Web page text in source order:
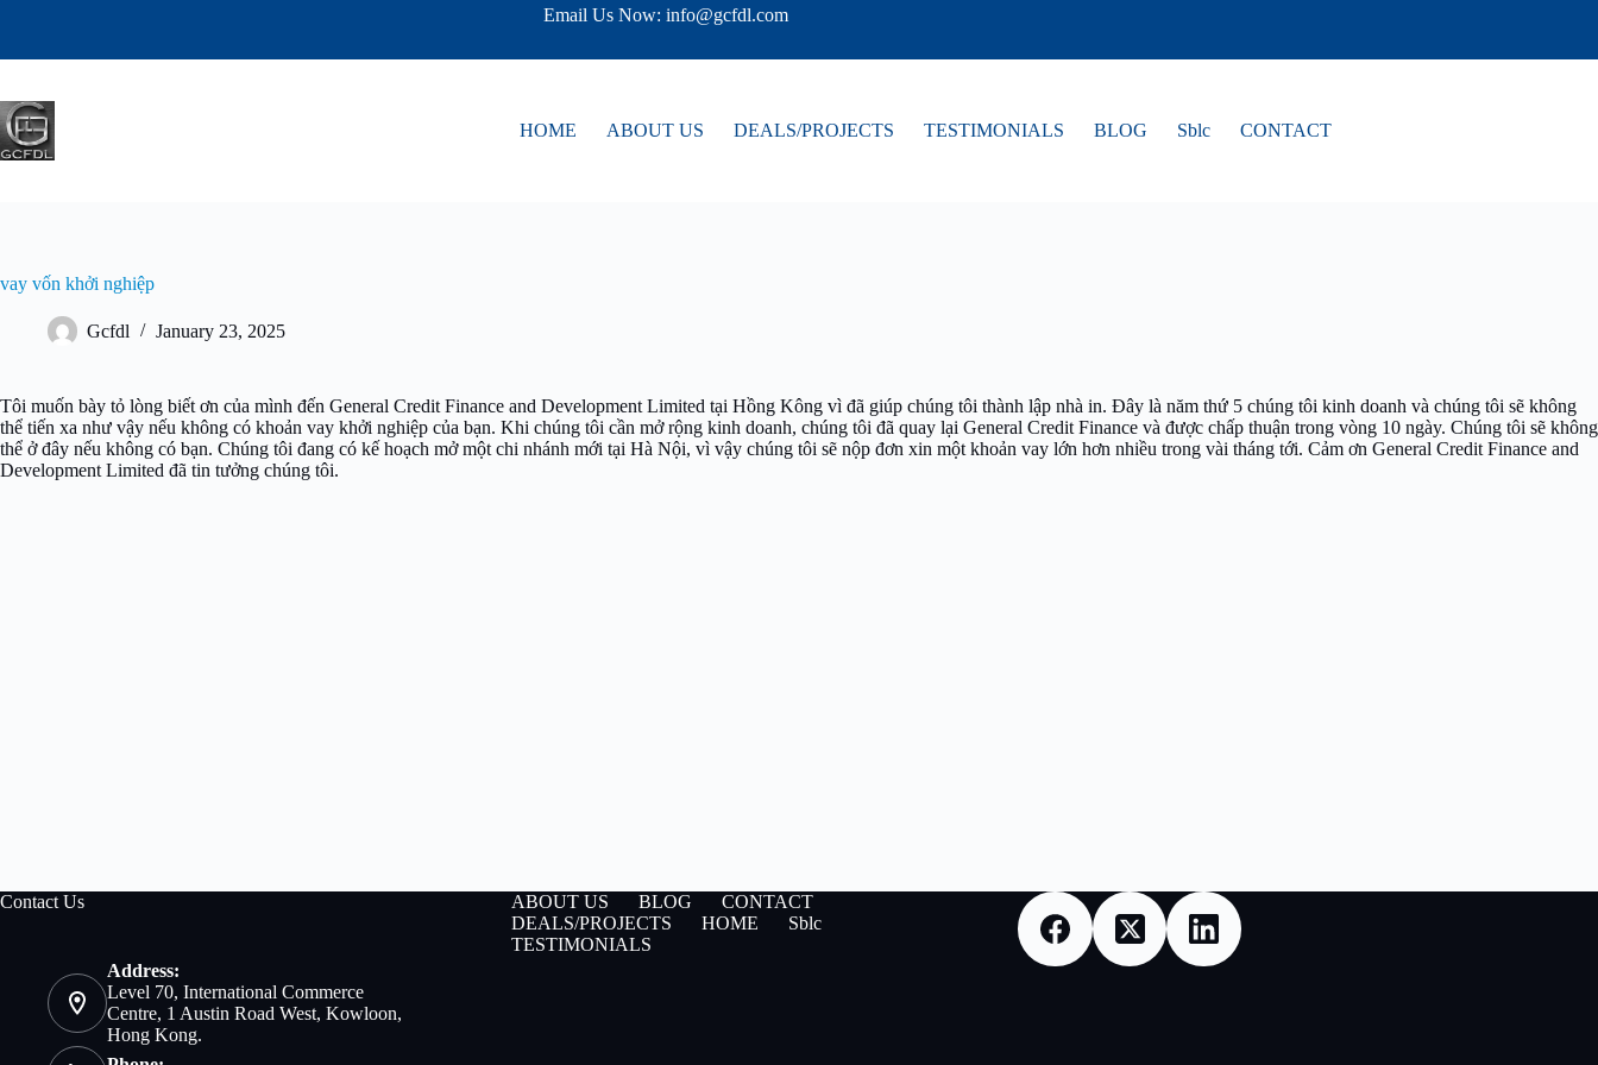
Email Us Now: info@gcfdl.com
HOME ABOUT US DEALS/PROJECTS TESTIMONIALS BLOG Sblc CONTACT
vay vốn khởi nghiệp
Gcfdl January 23, 2025
Tôi muốn bày tỏ lòng biết ơn của mình đến General Credit Finance and Development Limited tại Hồng Kông vì đã giúp chúng tôi thành lập nhà in. Đây là năm thứ 5 chúng tôi kinh doanh và chúng tôi sẽ không
thể tiến xa như vậy nếu không có khoản vay khởi nghiệp của bạn. Khi chúng tôi cần mở rộng kinh doanh, chúng tôi đã quay lại General Credit Finance và được chấp thuận trong vòng 10 ngày. Chúng tôi sẽ không
thể ở đây nếu không có bạn. Chúng tôi đang có kế hoạch mở một chi nhánh mới tại Hà Nội, vì vậy chúng tôi sẽ nộp đơn xin một khoản vay lớn hơn nhiều trong vài tháng tới. Cảm ơn General Credit Finance and
Development Limited đã tin tưởng chúng tôi.
Contact Us
Address:
Level 70, International Commerce
Centre, 1 Austin Road West, Kowloon,
Hong Kong.
ABOUT US BLOG
CONTACT
DEALS/PROJECTS
HOME
Sblc
TESTIMONIALS